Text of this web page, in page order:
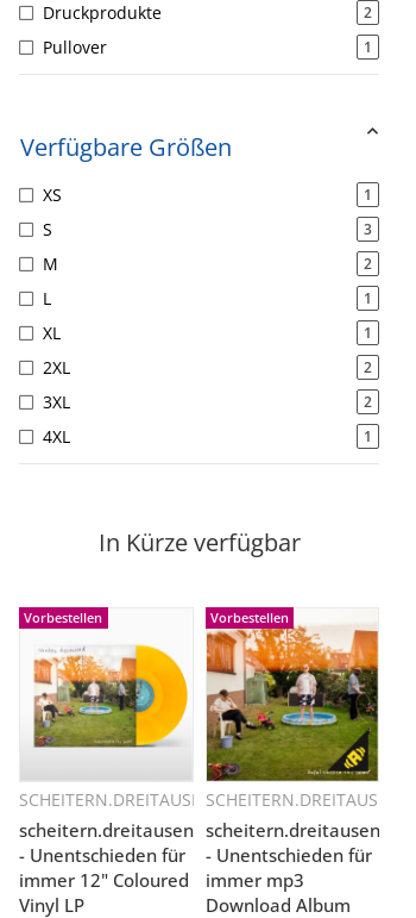
Druckprodukte 2
Pullover 1
Verfügbare Größen
XS 1
S 3
M 2
L 1
XL 1
2XL 2
3XL 2
4XL 1
In Kürze verfügbar
Vorbestellen
Schnellkauf
SCHEITERN.DREITAUSEND
scheitern.dreitausend
- Unentschieden für
immer 12" Coloured
Vinyl LP
Vorbestellen
Schnellkauf
SCHEITERN.DREITAUSEND
scheitern.dreitausend
- Unentschieden für
immer mp3
Download Album